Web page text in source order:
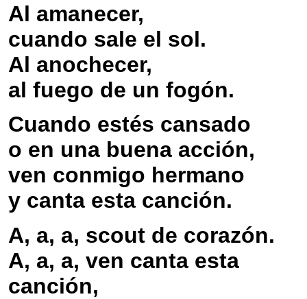
Al amanecer,
cuando sale el sol.
Al anochecer,
al fuego de un fogón.
Cuando estés cansado
o en una buena acción,
ven conmigo hermano
y canta esta canción.
A, a, a, scout de corazón.
A, a, a, ven canta esta
canción,